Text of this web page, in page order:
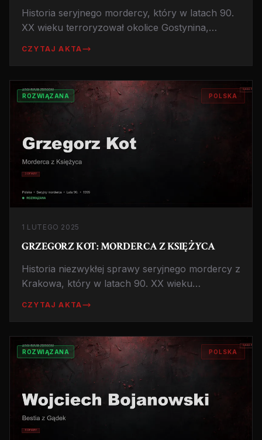
Historia seryjnego mordercy, który w latach 90.
XX wieku terroryzował okolice Gostynina,
CZYTAJ AKTA
ROZWIĄZANA POLSKA
1 LUTEGO 2025
GRZEGORZ KOT: MORDERCA Z KSIĘŻYCA
Historia niezwykłej sprawy seryjnego mordercy z
Krakowa, który w latach 90. XX wieku
CZYTAJ AKTA
ROZWIĄZANA POLSKA